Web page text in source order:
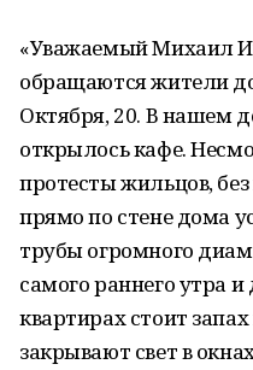
«Уважаемый Михаил
обращаются жители
Октября, 20. В нашем
открылось кафе.
протесты жильцов,
прямо по стене дома
трубы огромного
самого раннего утра
квартирах стоит
закрывают свет в